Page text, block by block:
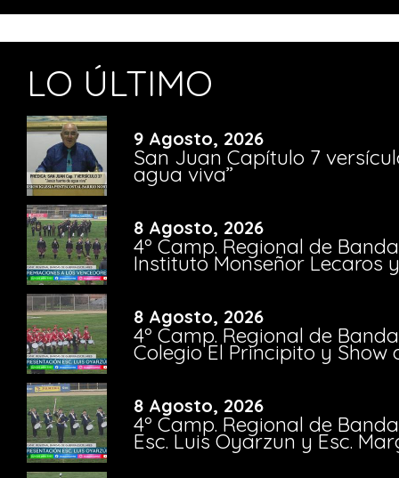
LO ÚLTIMO
9 Agosto, 2026
San Juan Capítulo 7
agua viva”
8 Agosto, 2026
4º Camp. Regional de
Instituto Monseñor Lecaros
8 Agosto, 2026
4º Camp. Regional de
Colegio El Principito y Show
8 Agosto, 2026
4º Camp. Regional de
Esc. Luis Oyarzun y Esc.